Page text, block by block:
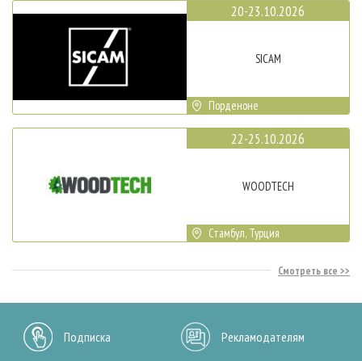
20-23.10.2026
SICAM
Порденоне
22-25.10.2026
WOODTECH
Стамбул, Турция
Смотреть все
Подписка Рекламодателям